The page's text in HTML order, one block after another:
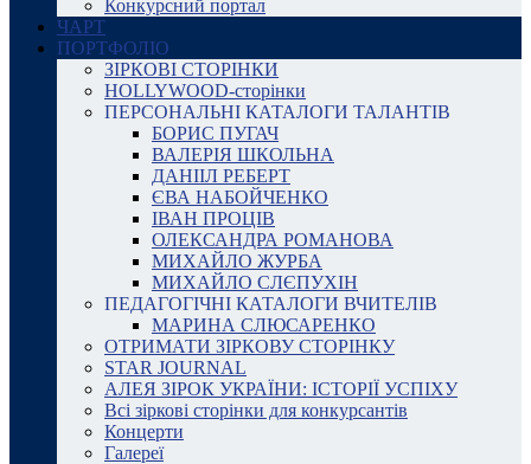
Конкурсний портал
ЧАРТ
ПОРТФОЛІО
ЗІРКОВІ СТОРІНКИ
HOLLYWOOD-сторінки
ПЕРСОНАЛЬНІ КАТАЛОГИ ТАЛАНТІВ
БОРИС ПУГАЧ
ВАЛЕРІЯ ШКОЛЬНА
ДАНІІЛ РЕБЕРТ
ЄВА НАБОЙЧЕНКО
ІВАН ПРОЦІВ
ОЛЕКСАНДРА РОМАНОВА
МИХАЙЛО ЖУРБА
МИХАЙЛО СЛЄПУХІН
ПЕДАГОГІЧНІ КАТАЛОГИ ВЧИТЕЛІВ
МАРИНА СЛЮСАРЕНКО
ОТРИМАТИ ЗІРКОВУ СТОРІНКУ
STAR JOURNAL
АЛЕЯ ЗІРОК УКРАЇНИ: ІСТОРІЇ УСПІХУ
Всі зіркові сторінки для конкурсантів
Концерти
Галереї